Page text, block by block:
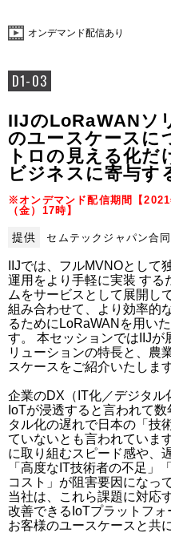
オンデマンド配信あり
D1-03
IIJのLoRaWANソ
のユースケースに
トロの見える化だ
ビジネスに寄与す
※オンデマンド配信期間【
（金）17時】
提供 セムテックジャパン合
IIJでは、フルMVNOとして
運用をより手軽に実装 する
ムをサービスとして展開し
組み合わせて、より効率的
るためにLoRaWANを用い
す。 本セッションではIIJが
リューションの特長と、農
スケースをご紹介いたします
企業のDX（IT化／デジタル
IoTが浸透すると言われて
タル化の遅れで日本の「技
ていないとも言われていま
に取り組むスピード感や、
「高度なIT技術者の不足」
コスト」が阻害要因になっ
当社は、これら課題に対応
改善できるIoTプラットフォ
お客様のユースケースと共